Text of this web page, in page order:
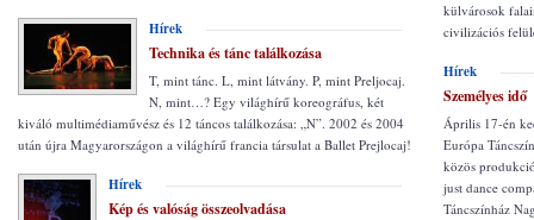
Hírek
Technika és tánc találkozása
T, mint tánc. L, mint látvány. P, mint Preljocaj.
N, mint…? Egy világhírű koreográfus, két
kiváló multimédiaművész és 12 táncos találkozása: „N”. 2002 és 2004
után újra Magyarországon a világhírű francia társulat a Ballet Prejlocaj!
Hírek
Kép és valóság összeolvadása
külvárosok
civilizációs
Hírek
Személyes idő
Április 17-én
Európa
közös
just dance
Táncszínház